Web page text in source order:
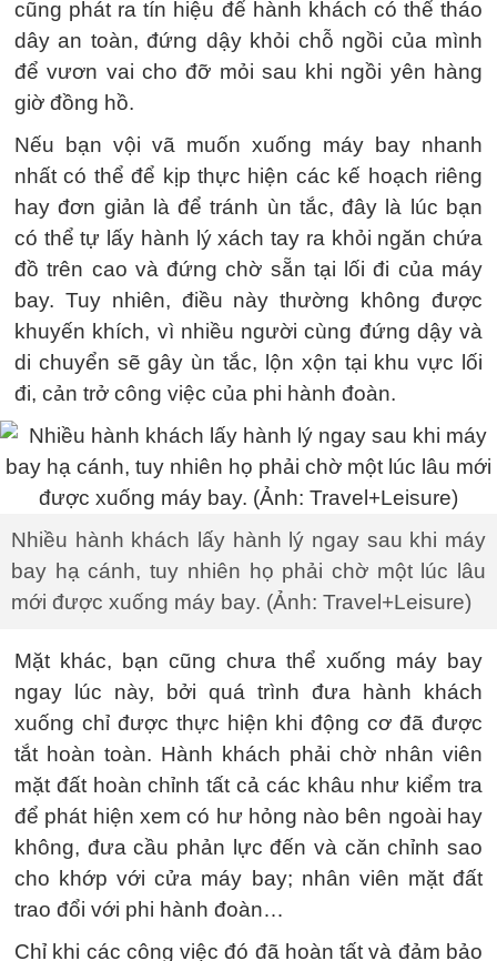
cũng phát ra tín hiệu để hành khách có thể tháo
dây an toàn, đứng dậy khỏi chỗ ngồi của mình
để vươn vai cho đỡ mỏi sau khi ngồi yên hàng
giờ đồng hồ.
Nếu bạn vội vã muốn xuống máy bay nhanh
nhất có thể để kịp thực hiện các kế hoạch riêng
hay đơn giản là để tránh ùn tắc, đây là lúc bạn
có thể tự lấy hành lý xách tay ra khỏi ngăn chứa
đồ trên cao và đứng chờ sẵn tại lối đi của máy
bay. Tuy nhiên, điều này thường không được
khuyến khích, vì nhiều người cùng đứng dậy và
di chuyển sẽ gây ùn tắc, lộn xộn tại khu vực lối
đi, cản trở công việc của phi hành đoàn.
Nhiều hành khách lấy hành lý ngay sau khi máy
bay hạ cánh, tuy nhiên họ phải chờ một lúc lâu
mới được xuống máy bay. (Ảnh: Travel+Leisure)
Mặt khác, bạn cũng chưa thể xuống máy bay
ngay lúc này, bởi quá trình đưa hành khách
xuống chỉ được thực hiện khi động cơ đã được
tắt hoàn toàn. Hành khách phải chờ nhân viên
mặt đất hoàn chỉnh tất cả các khâu như kiểm tra
để phát hiện xem có hư hỏng nào bên ngoài hay
không, đưa cầu phản lực đến và căn chỉnh sao
cho khớp với cửa máy bay; nhân viên mặt đất
trao đổi với phi hành đoàn…
Chỉ khi các công việc đó đã hoàn tất và đảm bảo